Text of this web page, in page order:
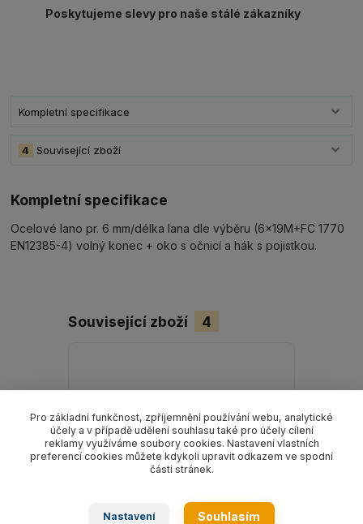
Poskytujeme slevy pro naše stálé zákazníky
Kompletní specifikace
Související zboží
4
Kompletní specifikace
Ocelové lano pr. 6 mm/délka lana dle výběru (6x19M+FC 1770
EN12385-4) volný konec + oko s očnicí a hák s pojistkou.
Související zboží 4
Pro základní funkčnost, zpříjemnění používání webu, analytické
účely a v případě udělení souhlasu také pro účely cílení
reklamy využíváme soubory cookies. Nastavení vlastních
preferencí cookies můžete kdykoli upravit odkazem ve spodní
části stránek.
Nastavení Souhlasím